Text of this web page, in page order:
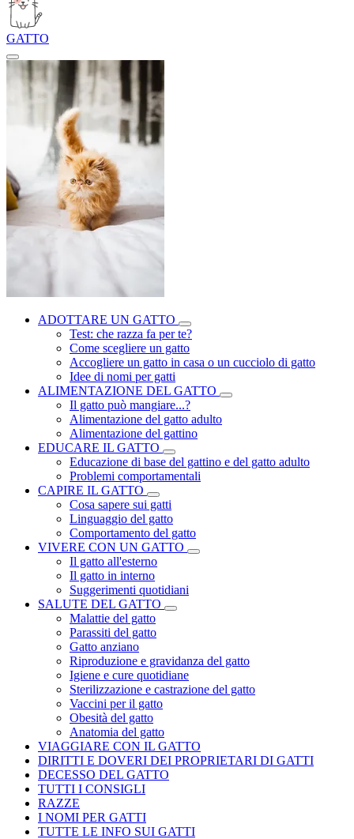
GATTO
ADOTTARE UN GATTO
Test: che razza fa per te?
Come scegliere un gatto
Accogliere un gatto in casa o un cucciolo di gatto
Idee di nomi per gatti
ALIMENTAZIONE DEL GATTO
Il gatto può mangiare...?
Alimentazione del gatto adulto
Alimentazione del gattino
EDUCARE IL GATTO
Educazione di base del gattino e del gatto adulto
Problemi comportamentali
CAPIRE IL GATTO
Cosa sapere sui gatti
Linguaggio del gatto
Comportamento del gatto
VIVERE CON UN GATTO
Il gatto all'esterno
Il gatto in interno
Suggerimenti quotidiani
SALUTE DEL GATTO
Malattie del gatto
Parassiti del gatto
Gatto anziano
Riproduzione e gravidanza del gatto
Igiene e cure quotidiane
Sterilizzazione e castrazione del gatto
Vaccini per il gatto
Obesità del gatto
Anatomia del gatto
VIAGGIARE CON IL GATTO
DIRITTI E DOVERI DEI PROPRIETARI DI GATTI
DECESSO DEL GATTO
TUTTI I CONSIGLI
RAZZE
I NOMI PER GATTI
TUTTE LE INFO SUI GATTI